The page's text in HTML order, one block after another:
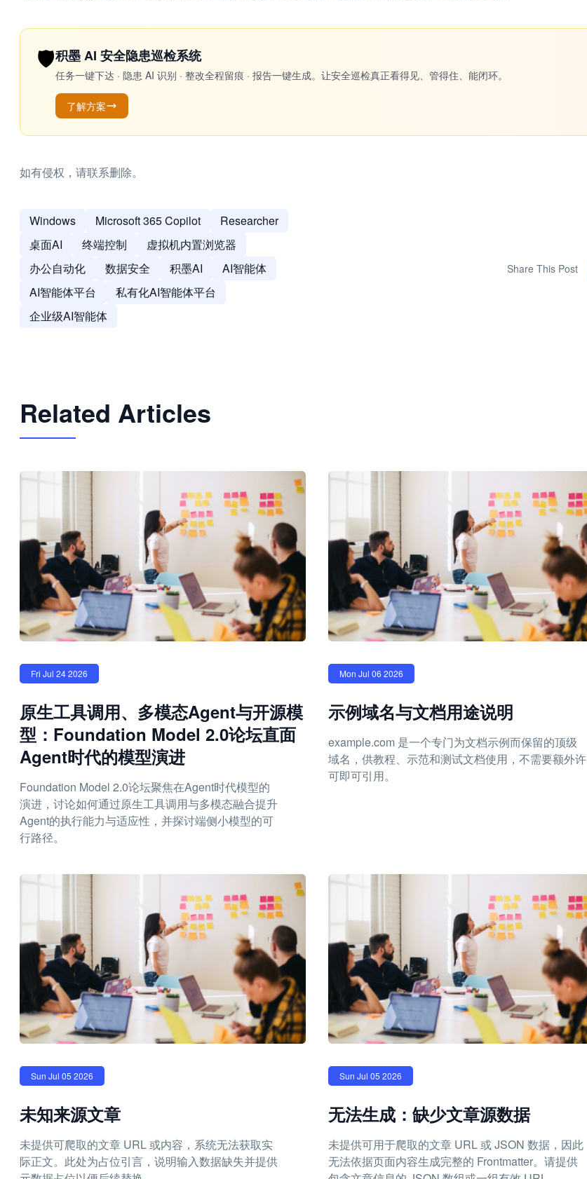
🛡️积墨 AI 安全隐患巡检系统
任务一键下达 · 隐患 AI 识别 · 整改全程留痕 · 报告一键生成。让安全巡检真正看得见、管得住、能闭环。
了解方案
如有侵权，请联系删除。
Windows Microsoft 365 Copilot
Researcher
桌面AI
终端控制
虚拟机内置浏览器
办公自动化
数据安全 积墨AI
AI智能体
AI智能体平台
私有化AI智能体平台
企业级AI智能体
Share This Post
Related Articles
Fri Jul 24 2026
原生工具调用、多模态Agent与开源模
型：Foundation Model 2.0论坛直面
Agent时代的模型演进
Foundation Model 2.0论坛聚焦在Agent时代模型的
演进，讨论如何通过原生工具调用与多模态融合提升
Agent的执行能力与适应性，并探讨端侧小模型的可
行路径。
Mon Jul 06 2026
示例域名与文档用途说明
example.com 是一个专门为文档示例而保留的顶级
域名，供教程、示范和测试文档使用，不需要额外许
可即可引用。
Sun Jul 05 2026
未知来源文章
未提供可爬取的文章 URL 或内容，系统无法获取实
际正文。此处为占位引言，说明输入数据缺失并提供
Sun Jul 05 2026
无法生成：缺少文章源数据
未提供可用于爬取的文章 URL 或 JSON 数据，因此
无法依据页面内容生成完整的 Frontmatter。请提供